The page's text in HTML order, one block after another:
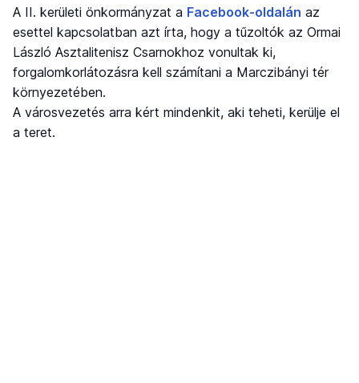
A II. kerületi önkormányzat a Facebook-oldalán az
esettel kapcsolatban azt írta, hogy a tűzoltók az Ormai
László Asztalitenisz Csarnokhoz vonultak ki,
forgalomkorlátozásra kell számítani a Marczibányi tér
környezetében.
A városvezetés arra kért mindenkit, aki teheti, kerülje el
a teret.